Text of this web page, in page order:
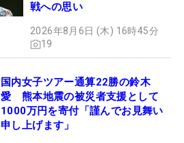
戦への思い
2026年8月6日 (木) 16時45分
19
国内女子ツアー通算22勝の鈴木
愛 熊本地震の被災者支援として
1000万円を寄付「謹んでお見舞い
申し上げます」